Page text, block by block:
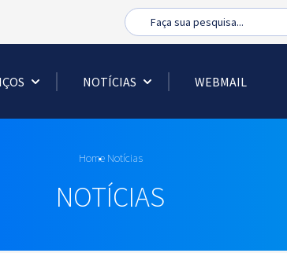
Busca
NOTÍCIAS WEBMAIL
Home Notícias
NOTÍCIAS